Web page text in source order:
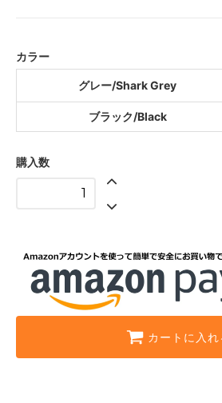
カラー
グレー/Shark Grey
ブラック/Black
購入数
カートに入れ